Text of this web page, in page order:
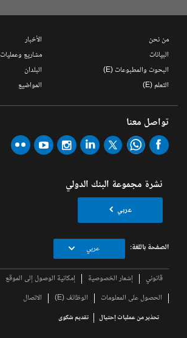
من نحن
البيانات
البحوث والمطبوعات (E)
التعلم (E)
الأخبار
مشاريع وعمليات
البلدان
المواضيع
تواصل معنا
نشرة مجموعة البنك الدولي
عربي
الصفحة باللغة: عربي
قانوني إشعار الخصوصية
إمكانية الوصول إلى الموقع
الحصول على المعلومات
الوظائف (E) الاتصال
تحذير من عمليات إحتيال تقديم شكوى